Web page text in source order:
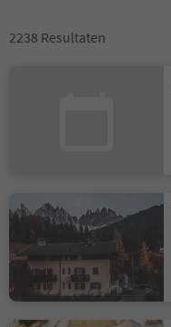
2238 Resultaten